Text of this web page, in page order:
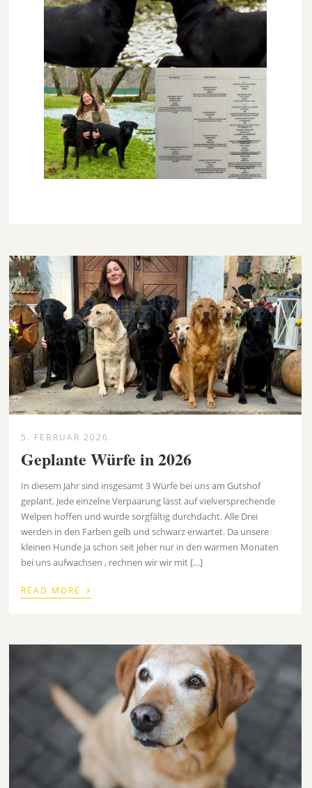
5. FEBRUAR 2026
Geplante Würfe in 2026
In diesem Jahr sind insgesamt 3 Würfe bei uns am Gutshof
geplant. Jede einzelne Verpaarung lässt auf vielversprechende
Welpen hoffen und wurde sorgfältig durchdacht. Alle Drei
werden in den Farben gelb und schwarz erwartet. Da unsere
kleinen Hunde ja schon seit jeher nur in den warmen Monaten
bei uns aufwachsen , rechnen wir wir mit […]
READ MORE ›